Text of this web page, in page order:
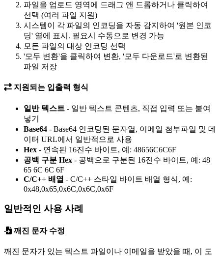
파일을 업로드 영역에 드래그 앤 드롭하거나 클릭하여
선택 (여러 파일 지원)
시스템이 각 파일의 인코딩을 자동 감지하여 '원본 인코
딩' 열에 표시. 필요시 수동으로 변경 가능
모든 파일의 대상 인코딩 선택
'모두 변환'을 클릭하여 변환, '모두 다운로드'로 변환된
파일 저장
지원되는 입출력 형식
일반 텍스트 - 일반 텍스트 콘텐츠, 직접 입력 또는 붙여
넣기
Base64 - Base64 인코딩된 문자열, 이메일 첨부파일 및 데
이터 URL에서 일반적으로 사용
Hex - 연속된 16진수 바이트, 예: 48656C6C6F
공백 구분 Hex - 공백으로 구분된 16진수 바이트, 예: 48
65 6C 6C 6F
C/C++ 배열 - C/C++ 스타일 바이트 배열 형식, 예:
0x48,0x65,0x6C,0x6C,0x6F
일반적인 사용 사례
깨진 문자 수정
깨진 문자가 있는 텍스트 파일이나 이메일을 받았을 때, 이 도